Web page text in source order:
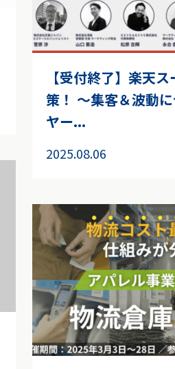
【受付終了】楽天
策！ ～集客＆波動
ヤー...
2025.08.06